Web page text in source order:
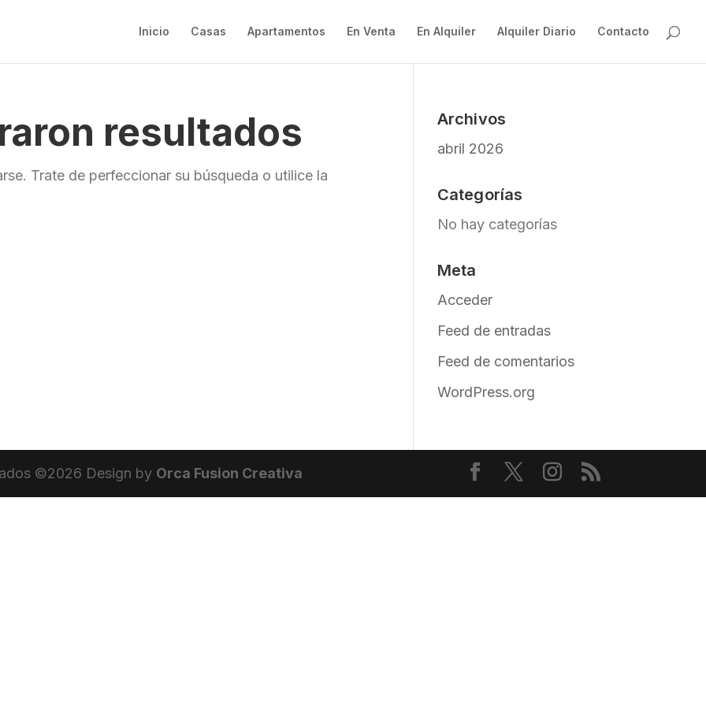
Inicio Casas Apartamentos En Venta En Alquiler Alquiler Diario Contacto
resultados
Trate de perfeccionar su búsqueda o utilice la
Archivos
abril 2026
Categorías
No hay categorías
Meta
Acceder
Feed de entradas
Feed de comentarios
WordPress.org
©2026 Design by Orca Fusion Creativa